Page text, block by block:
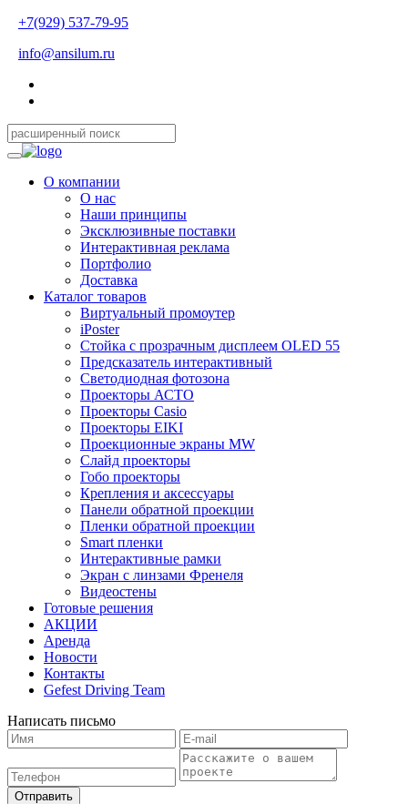
+7(929) 537-79-95
info@ansilum.ru
О компании
О нас
Наши принципы
Эксклюзивные поставки
Интерактивная реклама
Портфолио
Доставка
Каталог товаров
Виртуальный промоутер
iPoster
Стойка с прозрачным дисплеем OLED 55
Предсказатель интерактивный
Светодиодная фотозона
Проекторы АСТО
Проекторы Casio
Проекторы EIKI
Проекционные экраны MW
Слайд проекторы
Гобо проекторы
Крепления и аксессуары
Панели обратной проекции
Пленки обратной проекции
Smart пленки
Интерактивные рамки
Экран с линзами Френеля
Видеостены
Готовые решения
АКЦИИ
Аренда
Новости
Контакты
Gefest Driving Team
Написать письмо
Отправить